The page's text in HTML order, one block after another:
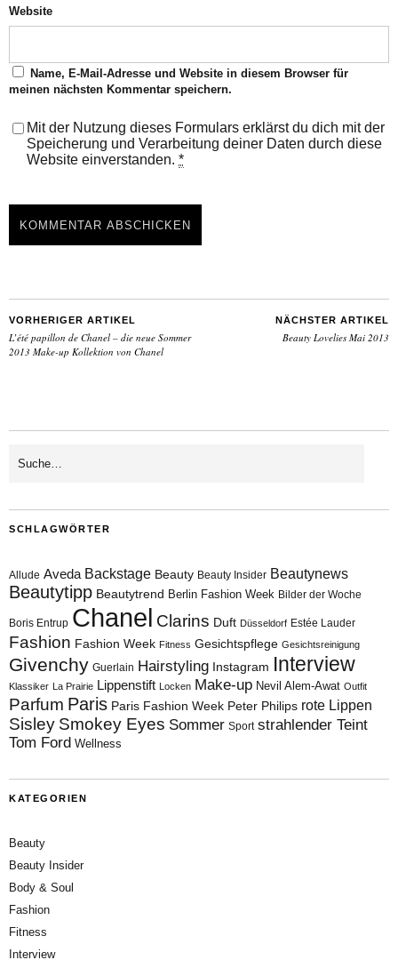
Website
Name, E-Mail-Adresse und Website in diesem Browser für
meinen nächsten Kommentar speichern.
Mit der Nutzung dieses Formulars erklärst du dich mit der
Speicherung und Verarbeitung deiner Daten durch diese
Website einverstanden. *
VORHERIGER ARTIKEL
L’été papillon de Chanel – die neue Sommer
2013 Make-up Kollektion von Chanel
NÄCHSTER ARTIKEL
Beauty Lovelies Mai 2013
SCHLAGWÖRTER
Allude Aveda Backstage Beauty Beauty Insider Beautynews
Beautytipp Beautytrend Berlin Fashion Week Bilder der Woche
Boris Entrup Chanel Clarins Duft Düsseldorf Estée Lauder
Fashion Fashion Week Fitness Gesichtspflege Gesichtsreinigung
Givenchy Guerlain Hairstyling Instagram Interview
Klassiker La Prairie Lippenstift Locken Make-up Nevil Alem-Awat Outfit
Parfum Paris Paris Fashion Week Peter Philips rote Lippen
Sisley Smokey Eyes Sommer Sport strahlender Teint
Tom Ford Wellness
KATEGORIEN
Beauty
Beauty Insider
Body & Soul
Fashion
Fitness
Interview